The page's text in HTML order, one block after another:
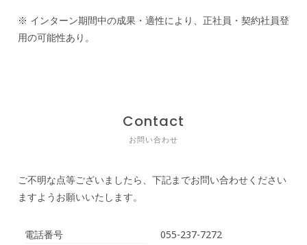
※ インターン期間中の成果・適性により、正社員・契約社員登
用の可能性あり。
Contact
お問い合わせ
ご不明な点等ございましたら、下記までお問い合わせください
ますようお願いいたします。
電話番号 055-237-7272